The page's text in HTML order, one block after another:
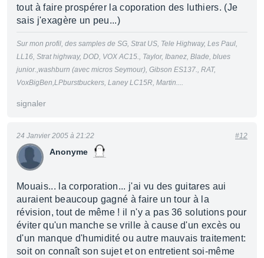
tout à faire prospérer la coporation des luthiers. (Je
sais j'exagère un peu...)
Sur mon profil, des samples de SG, Strat US, Tele Highway, Les Paul,
LL16, Strat highway, DOD, VOX AC15., Taylor, Ibanez, Blade, blues
junior.,washburn (avec micros Seymour), Gibson ES137., RAT,
VoxBigBen,LPburstbuckers, Laney LC15R, Martin....
signaler
Anonyme
24 Janvier 2005 à 21:22 #12
Mouais... la corporation... j'ai vu des guitares aui
auraient beaucoup gagné à faire un tour à la
révision, tout de même ! il n'y a pas 36 solutions pour
éviter qu'un manche se vrille à cause d'un excès ou
d'un manque d'humidité ou autre mauvais traitement:
soit on connaît son sujet et on entretient soi-même